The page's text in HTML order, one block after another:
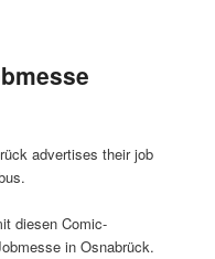
advertises their job
diesen Comic-
in Osnabrück.